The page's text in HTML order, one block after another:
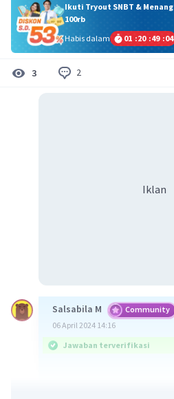
Ikuti Tryout SNBT &
100rb
Habis dalam
01 :20 :49 :04
3 2
Iklan
Salsabila M Community
06 April 2024 14:16
Jawaban terverifikasi